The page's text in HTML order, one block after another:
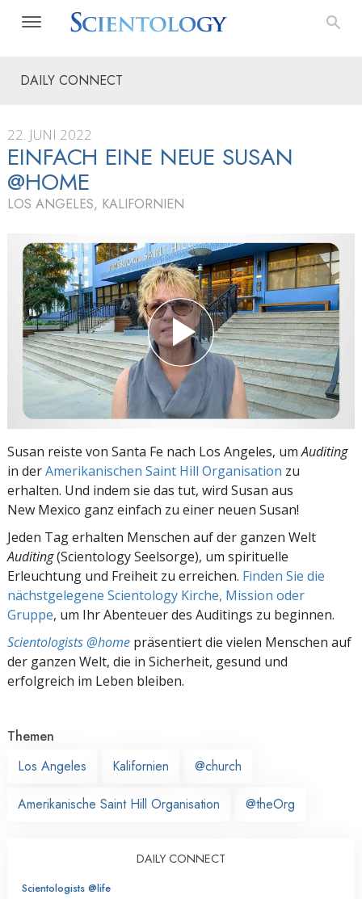
DAILY CONNECT
22. JUNI 2022
EINFACH EINE NEUE SUSAN
@HOME
LOS ANGELES, KALIFORNIEN
Susan reiste von Santa Fe nach Los Angeles, umAuditing
in derAmerikanischen Saint Hill Organisation zu
erhalten. Und indem sie das tut, wird Susan aus
New Mexico ganz einfach zu einer neuen Susan!
Jeden Tag erhalten Menschen auf der ganzen Welt
Auditing(Scientology Seelsorge), um spirituelle
Erleuchtung und Freiheit zu erreichen. Finden Sie die
nächstgelegene Scientology Kirche, Mission oder
Gruppe, um Ihr Abenteuer des Auditings zu beginnen.
Scientologists @home präsentiert die vielen Menschen auf
der ganzen Welt, die in Sicherheit, gesund und
erfolgreich im Leben bleiben.
Themen
Los Angeles
Kalifornien @church
Amerikanische Saint Hill Organisation @theOrg
DAILY CONNECT
Scientologists @life